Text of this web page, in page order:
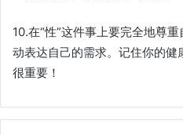
10.在“性”这件事上要完全地尊
动表达自己的需求。记住你的
很重要！